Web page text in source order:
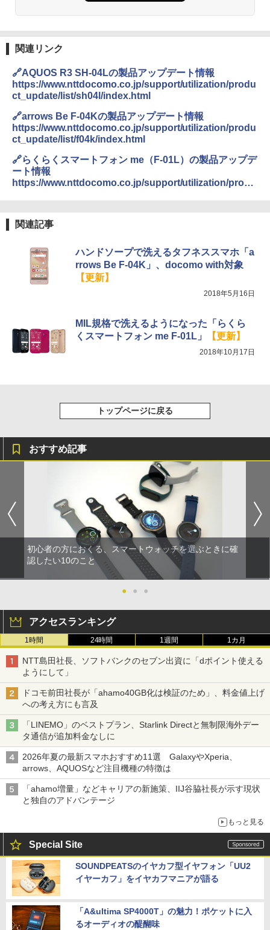
関連リンク
🔗AQUOS R3 SH-04Lの製品アップデート情報
https://www.nttdocomo.co.jp/support/utilization/produ
ct_update/list/sh04l/index.html
🔗arrows Be F-04Kの製品アップデート情報
https://www.nttdocomo.co.jp/support/utilization/produ
ct_update/list/f04k/index.html
🔗らくらくスマートフォン me（F-01L）の製品アップデ
ート情報
https://www.nttdocomo.co.jp/support/utilization/produ
関連記事
ハンドソープで洗えるタフネススマホ「a
rrows Be F-04K」、docomo with対象
【更新】
2018年5月16日
MIL規格で洗えるようになった「らくら
くスマートフォン me F-01L」
【更新】
2018年10月17日
トップページに戻る
おすすめ記事
初心者の方におくる、スマートウォッチを選ぶときに確
認したい10のこと
● ● ●
アクセスランキング
1時間 24時間 1週間 1カ月
NTT島田社長、ソフトバンクのセブン出資に「dポイント使える
ようにして」
ドコモ前田社長が「ahamo40GB化は検証のため」、料金値上げ
への考え方にも言及
「LINEMO」のベストプラン、Starlink Directと無制限海外デー
タ通信が追加料金なしに
2026年夏の最新スマホおすすめ11選 GalaxyやXperia、
arrows、AQUOSなど注目機種の特徴は
「ahamo増量」などキャリアの新施策、IIJ谷脇社長が示す現状
と独自のアドバンテージ
もっと見る
Special Site
SOUNDPEATSのイヤカフ型イヤフォン「UU2
イヤーカフ」をイヤカフマニアが語る
「A&ultima SP4000T」の魅力！ポケットに入
るオーディオの醍醐味